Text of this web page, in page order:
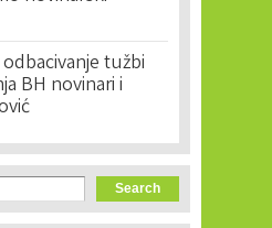
tužbi
BH novinari i